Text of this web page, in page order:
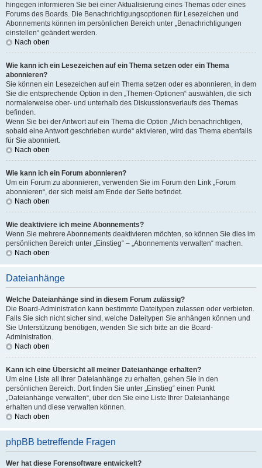
hingegen informieren Sie bei einer Aktualisierung eines Themas oder eines
Forums des Boards. Die Benachrichtigungsoptionen für Lesezeichen und
Abonnements können im persönlichen Bereich unter „Benachrichtigungen
einstellen“ geändert werden.
Nach oben
Wie kann ich ein Lesezeichen auf ein Thema setzen oder ein Thema
abonnieren?
Sie können ein Lesezeichen auf ein Thema setzen oder es abonnieren, in dem
Sie die entsprechende Option in den „Themen-Optionen“ auswählen, die sich
normalerweise ober- und unterhalb des Diskussionsverlaufs des Themas
befinden.
Wenn Sie bei der Antwort auf ein Thema die Option „Mich benachrichtigen,
sobald eine Antwort geschrieben wurde“ aktivieren, wird das Thema ebenfalls
für Sie abonniert.
Nach oben
Wie kann ich ein Forum abonnieren?
Um ein Forum zu abonnieren, verwenden Sie im Forum den Link „Forum
abonnieren“, der sich meist am Ende der Seite befindet.
Nach oben
Wie deaktiviere ich meine Abonnements?
Wenn Sie mehrere Abonnements deaktivieren möchten, so können Sie dies im
persönlichen Bereich unter „Einstieg“ – „Abonnements verwalten“ machen.
Nach oben
Dateianhänge
Welche Dateianhänge sind in diesem Forum zulässig?
Die Board-Administration kann bestimmte Dateitypen zulassen oder verbieten.
Falls Sie sich nicht sicher sind, welche Dateitypen Sie anhängen können und
Sie Unterstützung benötigen, wenden Sie sich bitte an die Board-
Administration.
Nach oben
Kann ich eine Übersicht all meiner Dateianhänge erhalten?
Um eine Liste all Ihrer Dateianhänge zu erhalten, gehen Sie in den
persönlichen Bereich. Dort finden Sie unter „Einstieg“ einen Punkt
„Dateianhänge verwalten“, über den Sie eine Liste Ihrer Dateianhänge
erhalten und diese verwalten können.
Nach oben
phpBB betreffende Fragen
Wer hat diese Forensoftware entwickelt?